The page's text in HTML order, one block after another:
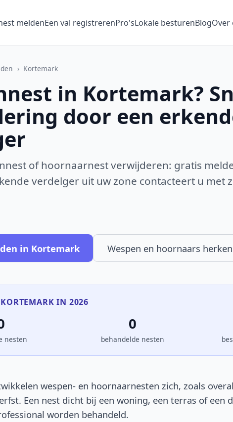
meldenEen val registrerenPro'sLokale besturenBlogOver
› Kortemark
in Kortemark?
door een
of hoornaarnest verwijderen: gratis
verdelger uit uw zone contacteert u met
in Kortemark Wespen en hoornaars
IN 2026
nesten
0
behandelde nesten
wespen- en hoornaarnesten zich, zoals
Een nest dicht bij een woning, een terras of een
worden behandeld.